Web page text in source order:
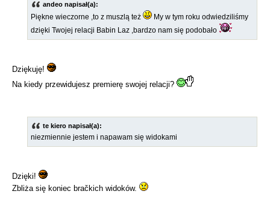
andeo napisał(a):
Piękne wieczorne ,to z muszlą też
My w tym roku odwiedziliśmy
dzięki Twojej relacji Babin Laz ,bardzo nam się podobało
Dziękuję!
Na kiedy przewidujesz premierę swojej relacji?
te kiero napisał(a):
niezmiennie jestem i napawam się widokami
Dzięki!
Zbliża się koniec bračkich widoków.